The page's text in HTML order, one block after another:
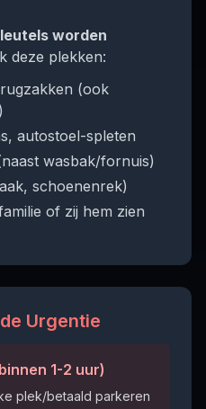
worden
deze plekken:
(ook
autostoel-spleten
wasbak/fornuis)
schoenenrek)
of zij hem zien
Urgentie
1-2 uur)
plek/betaald parkeren